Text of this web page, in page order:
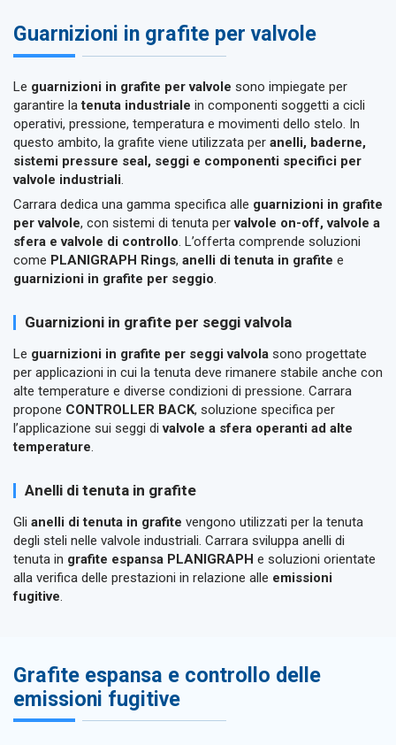
Guarnizioni in grafite per valvole
Le guarnizioni in grafite per valvole sono impiegate per
garantire latenuta industriale in componenti soggetti a cicli
operativi, pressione, temperatura e movimenti dello stelo. In
questo ambito, la grafite viene utilizzata per anelli, baderne,
sistemi pressure seal, seggi e componenti specifici per
valvole industriali.
Carrara dedica una gamma specifica alle guarnizioni in grafite
per valvole, con sistemi di tenuta pervalvole on-off, valvole a
sfera e valvole di controllo. L’offerta comprende soluzioni
come PLANIGRAPH Rings, anelli di tenuta in grafite e
guarnizioni in grafite per seggio.
Guarnizioni in grafite per seggi valvola
Le guarnizioni in grafite per seggi valvola sono progettate
per applicazioni in cui la tenuta deve rimanere stabile anche con
alte temperature e diverse condizioni di pressione. Carrara
propone CONTROLLER BACK, soluzione specifica per
l’applicazione sui seggi divalvole a sfera operanti ad alte
temperature.
Anelli di tenuta in grafite
Gli anelli di tenuta in grafite vengono utilizzati per la tenuta
degli steli nelle valvole industriali. Carrara sviluppa anelli di
tenuta in grafite espansa PLANIGRAPH e soluzioni orientate
alla verifica delle prestazioni in relazione alle emissioni
fugitive.
Grafite espansa e controllo delle
emissioni fugitive